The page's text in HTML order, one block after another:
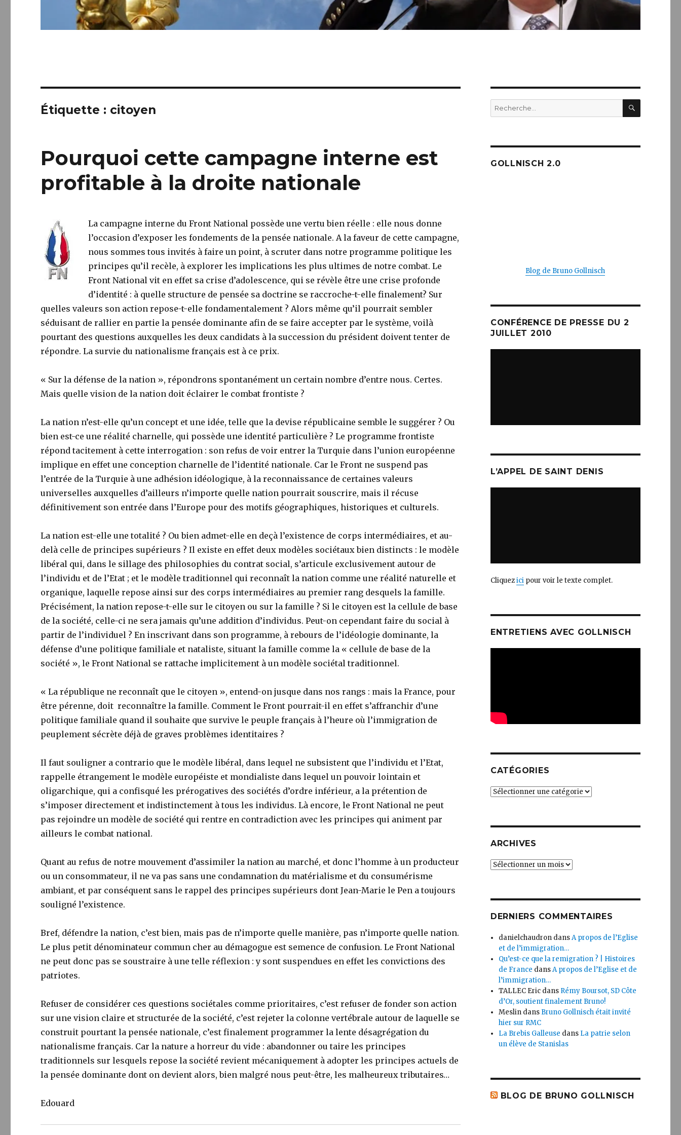
Étiquette : citoyen
Pourquoi cette campagne interne est
profitable à la droite nationale
La campagne interne du Front National possède une vertu bien réelle : elle nous donne
l’occasion d’exposer les fondements de la pensée nationale. A la faveur de cette campagne,
nous sommes tous invités à faire un point, à scruter dans notre programme politique les
principes qu’il recèle, à explorer les implications les plus ultimes de notre combat. Le
Front National vit en effet sa crise d’adolescence, qui se révèle être une crise profonde
d’identité : à quelle structure de pensée sa doctrine se raccroche-t-elle finalement? Sur
quelles valeurs son action repose-t-elle fondamentalement ? Alors même qu’il pourrait sembler
séduisant de rallier en partie la pensée dominante afin de se faire accepter par le système, voilà
pourtant des questions auxquelles les deux candidats à la succession du président doivent tenter de
répondre. La survie du nationalisme français est à ce prix.
« Sur la défense de la nation », répondrons spontanément un certain nombre d’entre nous. Certes.
Mais quelle vision de la nation doit éclairer le combat frontiste ?
La nation n’est-elle qu’un concept et une idée, telle que la devise républicaine semble le suggérer ? Ou
bien est-ce une réalité charnelle, qui possède une identité particulière ? Le programme frontiste
répond tacitement à cette interrogation : son refus de voir entrer la Turquie dans l’union européenne
implique en effet une conception charnelle de l’identité nationale. Car le Front ne suspend pas
l’entrée de la Turquie à une adhésion idéologique, à la reconnaissance de certaines valeurs
universelles auxquelles d’ailleurs n’importe quelle nation pourrait souscrire, mais il récuse
définitivement son entrée dans l’Europe pour des motifs géographiques, historiques et culturels.
La nation est-elle une totalité ? Ou bien admet-elle en deçà l’existence de corps intermédiaires, et au-
delà celle de principes supérieurs ? Il existe en effet deux modèles sociétaux bien distincts : le modèle
libéral qui, dans le sillage des philosophies du contrat social, s’articule exclusivement autour de
l’individu et de l’Etat ; et le modèle traditionnel qui reconnaît la nation comme une réalité naturelle et
organique, laquelle repose ainsi sur des corps intermédiaires au premier rang desquels la famille.
Précisément, la nation repose-t-elle sur le citoyen ou sur la famille ? Si le citoyen est la cellule de base
de la société, celle-ci ne sera jamais qu’une addition d’individus. Peut-on cependant faire du social à
partir de l’individuel ? En inscrivant dans son programme, à rebours de l’idéologie dominante, la
défense d’une politique familiale et nataliste, situant la famille comme la « cellule de base de la
société », le Front National se rattache implicitement à un modèle sociétal traditionnel.
« La république ne reconnaît que le citoyen », entend-on jusque dans nos rangs : mais la France, pour
être pérenne, doit reconnaître la famille. Comment le Front pourrait-il en effet s’affranchir d’une
politique familiale quand il souhaite que survive le peuple français à l’heure où l’immigration de
peuplement sécrète déjà de graves problèmes identitaires ?
Il faut souligner a contrario que le modèle libéral, dans lequel ne subsistent que l’individu et l’Etat,
rappelle étrangement le modèle européiste et mondialiste dans lequel un pouvoir lointain et
oligarchique, qui a confisqué les prérogatives des sociétés d’ordre inférieur, a la prétention de
s’imposer directement et indistinctement à tous les individus. Là encore, le Front National ne peut
pas rejoindre un modèle de société qui rentre en contradiction avec les principes qui animent par
ailleurs le combat national.
Quant au refus de notre mouvement d’assimiler la nation au marché, et donc l’homme à un producteur
ou un consommateur, il ne va pas sans une condamnation du matérialisme et du consumérisme
ambiant, et par conséquent sans le rappel des principes supérieurs dont Jean-Marie le Pen a toujours
souligné l’existence.
Bref, défendre la nation, c’est bien, mais pas de n’importe quelle manière, pas n’importe quelle nation.
Le plus petit dénominateur commun cher au démagogue est semence de confusion. Le Front National
ne peut donc pas se soustraire à une telle réflexion : y sont suspendues en effet les convictions des
patriotes.
Refuser de considérer ces questions sociétales comme prioritaires, c’est refuser de fonder son action
sur une vision claire et structurée de la société, c’est rejeter la colonne vertébrale autour de laquelle se
construit pourtant la pensée nationale, c’est finalement programmer la lente désagrégation du
nationalisme français. Car la nature a horreur du vide : abandonner ou taire les principes
traditionnels sur lesquels repose la société revient mécaniquement à adopter les principes actuels de
la pensée dominante dont on devient alors, bien malgré nous peut-être, les malheureux tributaires…
Edouard
Recherche
pour :
GOLLNISCH 2.0
Blog de Bruno Gollnisch
CONFÉRENCE DE PRESSE DU 2
JUILLET 2010
L’APPEL DE SAINT DENIS
Cliquezicipour voir le texte complet.
ENTRETIENS AVEC GOLLNISCH
CATÉGORIES
Catégories
ARCHIVES
Archives
DERNIERS COMMENTAIRES
danielchaudron dansA propos de l’Eglise
et de l’immigration…
Qu’est-ce que la remigration ? | Histoires
de France dansA propos de l’Eglise et de
l’immigration…
TALLEC Eric dans Rémy Boursot, SD Côte
d’Or, soutient finalement Bruno!
Meslin dans Bruno Gollnisch était invité
hier sur RMC
La Brebis Galleuse dans La patrie selon
un élève de Stanislas
BLOG DE BRUNO GOLLNISCH